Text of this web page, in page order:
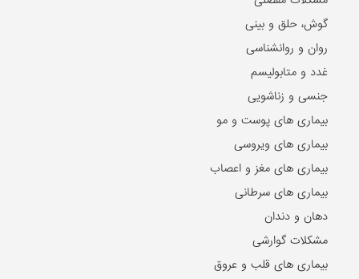
گوش، حلق و بینی
روان و روانشناسی
غدد و متابولیسم
جنسی و زناشویی
بیماری های پوست و مو
بیماری های ویروسی
بیماری های مغز و اعصاب
بیماری های سرطانی
دهان و دندان
مشکلات گوارشی
بیماری های قلب و عروق